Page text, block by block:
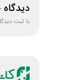
دیدگاه
با ثبت